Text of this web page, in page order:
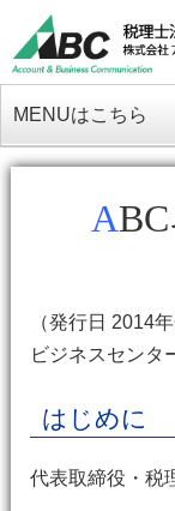
MENUはこちら
（発行日 2014
ビジネスセンタ
はじめに
代表取締役・